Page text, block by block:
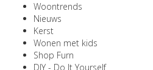
Woontrends
Nieuws
Kerst
Wonen met kids
Shop Furn
DIY - Do It Yourself